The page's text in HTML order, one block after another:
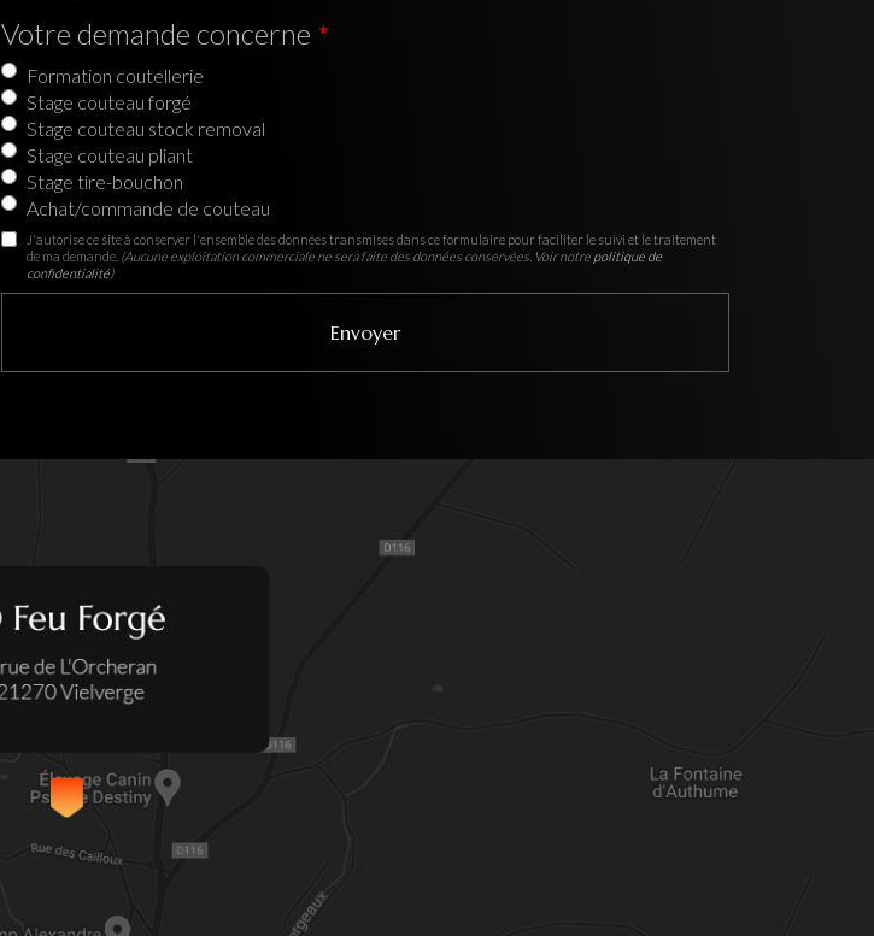
Votre demande concerne
Formation coutellerie
Stage couteau forgé
Stage couteau stock removal
Stage couteau pliant
Stage tire-bouchon
Achat/commande de couteau
J'autorise ce site à conserver l'ensemble des données transmises dans ce formulaire pour faciliter le suivi et le traitement
de ma demande. (Aucune exploitation commerciale ne sera faite des données conservées. Voir notre politique de
confidentialité)